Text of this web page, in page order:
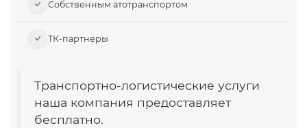
Собственным атотранспортом
ТК-партнеры
Транспортно-логистические услуги
наша компания предоставляет
бесплатно.